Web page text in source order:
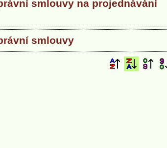
smlouvy na projednávání
smlouvy